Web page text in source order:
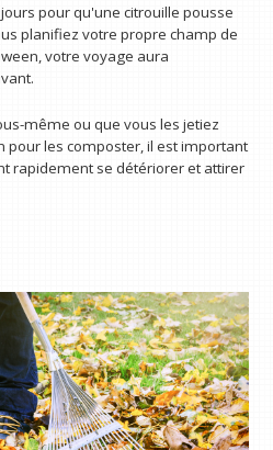
pour qu'une citrouille pousse
planifiez votre propre champ de
votre voyage aura
même ou que vous les jetiez
pour les composter, il est important
rapidement se détériorer et attirer